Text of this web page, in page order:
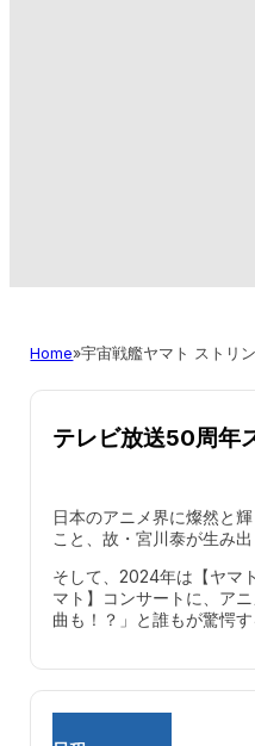
Home 宇宙戦艦ヤマト ストリ
テレビ放送50周年
日本のアニメ界に燦然と
こと、故・宮川泰が生み
そして、2024年は【ヤマ
マト】コンサートに、ア
曲も！？」と誰もが驚愕